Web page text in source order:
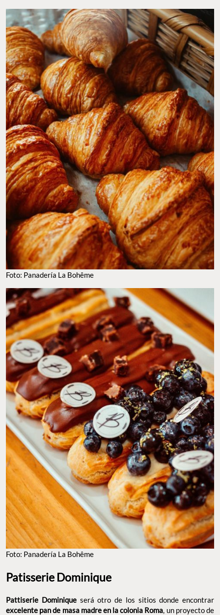
Foto: Panadería La Bohême
Foto: Panadería La Bohême
Patisserie Dominique
Pattiserie Dominiqueserá otro de los sitios donde encontrar
excelente pan de masa madre en la colonia Roma, un proyecto de